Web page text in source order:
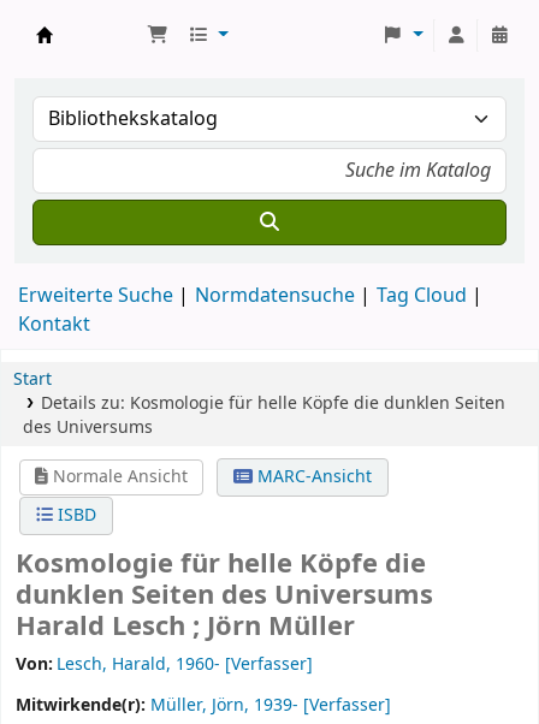
Erweiterte Suche Normdatensuche
Tag Cloud
Kontakt
Start
Details zu: Kosmologie für helle Köpfedie dunklen Seiten
des Universums
Normale Ansicht
MARC-Ansicht
ISBD
Kosmologie für helle Köpfe die
dunklen Seiten des Universums
Harald Lesch ; Jörn Müller
Von: Lesch, Harald, 1960- [Verfasser]
Mitwirkende(r): Müller, Jörn, 1939- [Verfasser]